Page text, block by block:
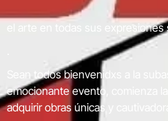
el arte en todas sus
Sean todos bienvenidxs a la
emocionante evento, comienza
adquirir obras únicas y